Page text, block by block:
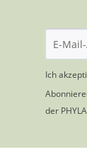
Ich
der